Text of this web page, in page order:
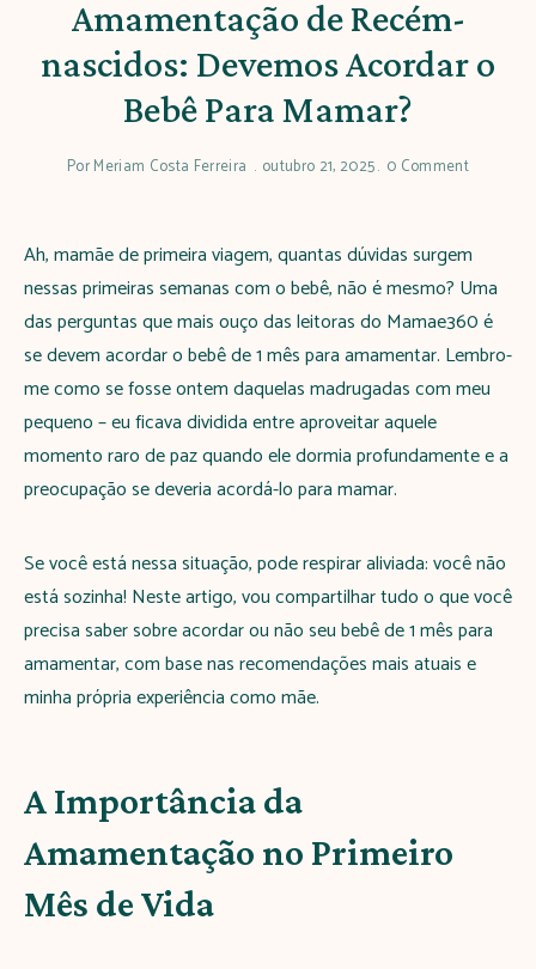
Amamentação de Recém-
nascidos: Devemos Acordar o
Bebê Para Mamar?
PorMeriam Costa Ferreira outubro 21, 2025 0 Comment
Ah, mamãe de primeira viagem, quantas dúvidas surgem
nessas primeiras semanas com o bebê, não é mesmo? Uma
das perguntas que mais ouço das leitoras do Mamae360 é
se devem acordar o bebê de 1 mês para amamentar. Lembro-
me como se fosse ontem daquelas madrugadas com meu
pequeno – eu ficava dividida entre aproveitar aquele
momento raro de paz quando ele dormia profundamente e a
preocupação se deveria acordá-lo para mamar.
Se você está nessa situação, pode respirar aliviada: você não
está sozinha! Neste artigo, vou compartilhar tudo o que você
precisa saber sobre acordar ou não seu bebê de 1 mês para
amamentar, com base nas recomendações mais atuais e
minha própria experiência como mãe.
A Importância da
Amamentação no Primeiro
Mês de Vida